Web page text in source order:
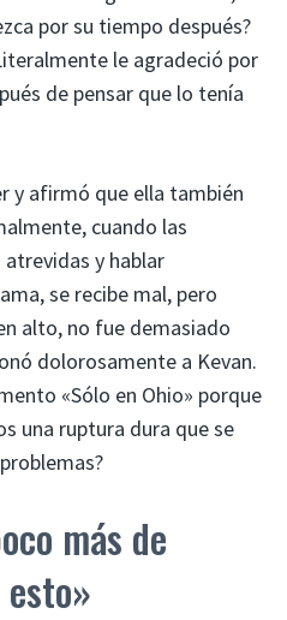
por su tiempo después?
le agradeció por
de pensar que lo tenía
y afirmó que ella también
cuando las
y hablar
se recibe mal, pero
alto, no fue demasiado
dolorosamente a Kevan.
«Sólo en Ohio» porque
una ruptura dura que se
más de